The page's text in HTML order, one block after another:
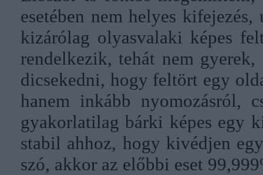
esetében nem helyes
kizárólag olyasvalaki képes
rendelkezik, tehát nem
dicsekedni, hogy feltört egy
hanem inkább nyomozásról,
gyakorlatilag bárki képes egy
stabil ahhoz, hogy kivédjen
szó, akkor az előbbi eset